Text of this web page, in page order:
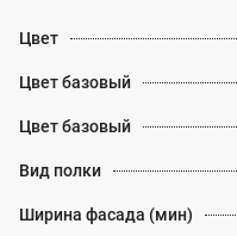
Цвет
Цвет базовый
Цвет базовый
Вид полки
Ширина фасада (мин)